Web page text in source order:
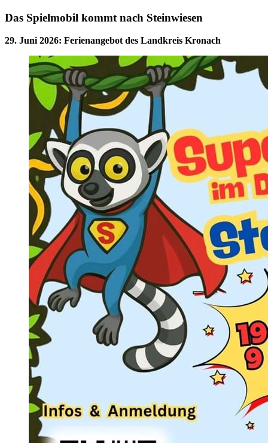
Das Spielmobil kommt nach Steinwiesen
29. Juni 2026: Ferienangebot des Landkreis Kronach